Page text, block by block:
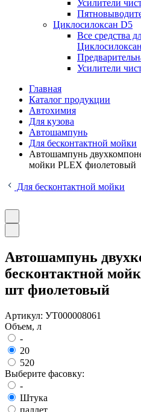
Усилители
Циклосилоксан D5
Все средства
Усилители
Главная
Каталог продукции
Автохимия
Для кузова
Автошампунь
Для бесконтактной мойки
Автошампунь
мойки PLEX фиолетовый
Для бесконтактной мойки
Автошампунь
бесконтактной
шт фиолетовый
Артикул: УТ000008061
Объем, л
-
20
520
Выберите фасовку:
-
Штука
паллет